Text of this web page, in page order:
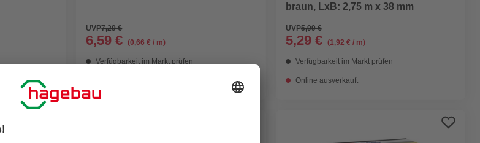
UVP7,29 €
6,59 € (0,66 € / m)
Verfügbarkeit im Markt prüfen
braun, LxB: 2,75 m x 38 mm
UVP5,99 €
5,29 € (1,92 € / m)
Verfügbarkeit im Markt prüfen
Online ausverkauft